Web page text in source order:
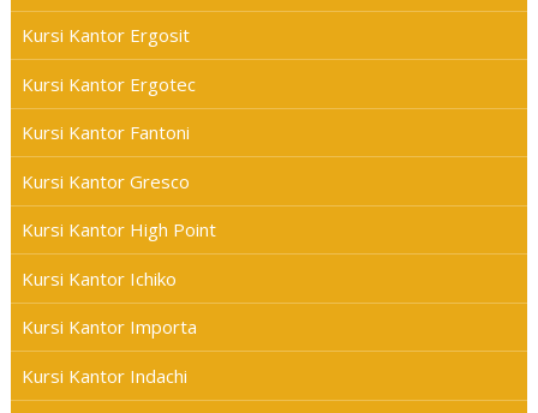
Kursi Kantor Ergosit
Kursi Kantor Ergotec
Kursi Kantor Fantoni
Kursi Kantor Gresco
Kursi Kantor High Point
Kursi Kantor Ichiko
Kursi Kantor Importa
Kursi Kantor Indachi